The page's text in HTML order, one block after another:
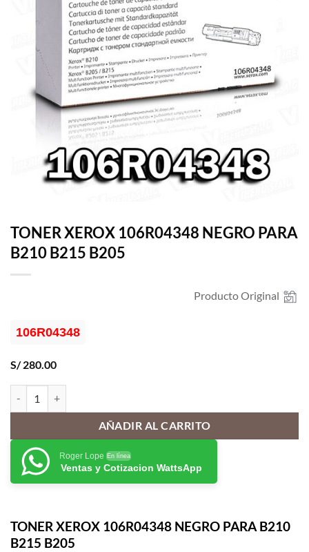
TONER XEROX 106R04348 NEGRO PARA
B210 B215 B205
Producto Original
106R04348
S/280.00
AÑADIR AL CARRITO
Roger Lope En línea
Ventas y Cotizacion WattsApp
TONER XEROX 106R04348 NEGRO PARA B210
B215 B205